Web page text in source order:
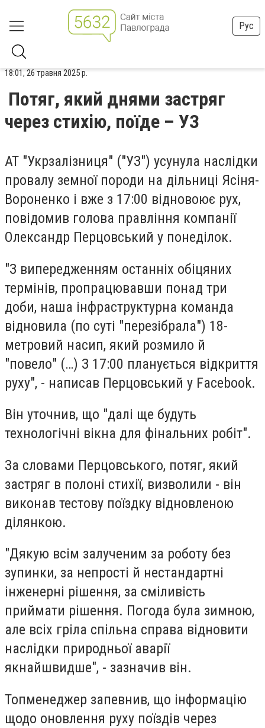
Рус
18:01, 26 травня 2025 р.
Потяг, який днями застряг
через стихію, поїде – УЗ
АТ "Укрзалізниця" ("УЗ") усунула наслідки
провалу земної породи на дільниці Ясіня-
Вороненко і вже з 17:00 відновоює рух,
повідомив голова правління компанії
Олександр Перцовський у понеділок.
"З випередженням останніх обіцяних
термінів, пропрацювавши понад три
доби, наша інфраструктурна команда
відновила (по суті "перезібрала") 18-
метровий насип, який розмило й
"повело" (…) З 17:00 планується відкриття
руху", - написав Перцовський у Facebook.
Він уточнив, що "далі ще будуть
технологічні вікна для фінальних робіт".
За словами Перцовського, потяг, який
застряг в полоні стихії, визволили - він
виконав тестову поїздку відновленою
ділянкою.
"Дякую всім залученим за роботу без
зупинки, за непрості й нестандартні
інженерні рішення, за сміливість
приймати рішення. Погода була зимною,
але всіх гріла спільна справа відновити
наслідки природньої аварії
якнайшвидше", - зазначив він.
Топменеджер запевнив, що інформацію
щодо оновлення руху поїздів через